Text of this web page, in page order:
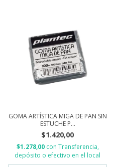
GOMA ARTÍSTICA MIGA DE PAN SIN
ESTUCHE P...
$1.420,00
$1.278,00 con Transferencia,
depósito o efectivo en el local